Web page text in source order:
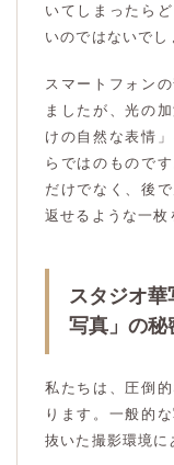
いてしまったら
いのではないでし
スマートフォン
ましたが、光の
けの自然な表情
らではのもので
だけでなく、後
返せるような一枚
スタジオ華
写真」の秘
私たちは、圧倒
ります。一般的
抜いた撮影環境に